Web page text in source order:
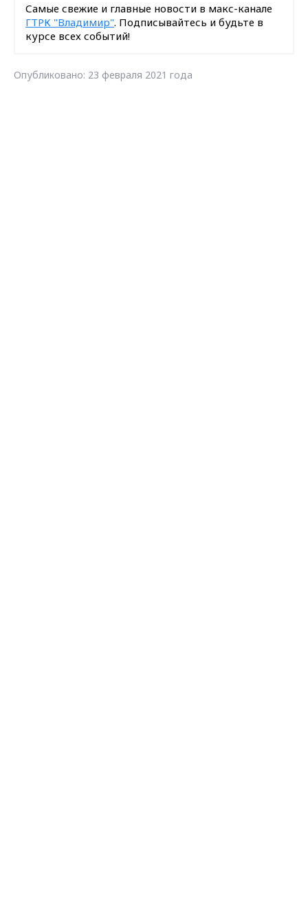
Самые свежие и главные новости в макс-канале
ГТРК "Владимир". Подписывайтесь и будьте в
курсе всех событий!
Опубликовано: 23 февраля 2021 года